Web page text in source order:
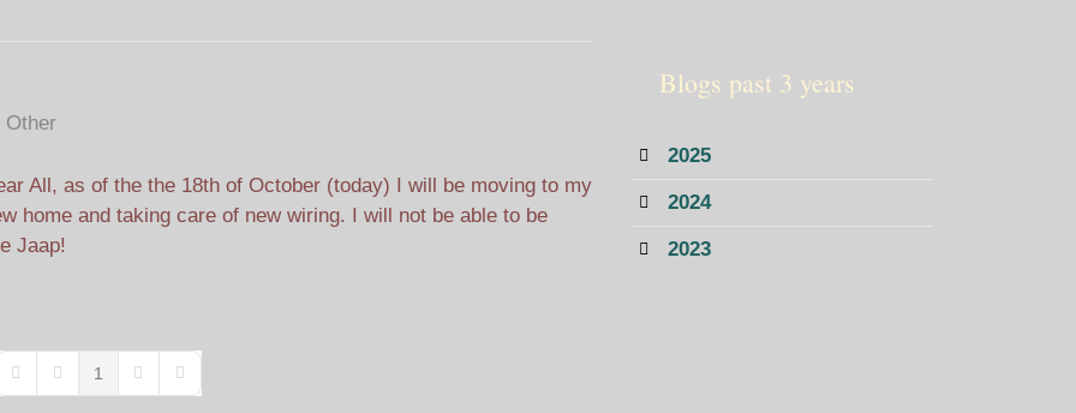
Other
All, as of the the 18th of October (today) I will be moving to my
home and taking care of new wiring. I will not be able to be
Jaap!
First PagePrevious Page
1
Next PageLast Page
Blogs past 3 years
2025
2024
2023